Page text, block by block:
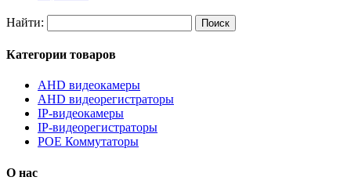
Найти:
Категории товаров
AHD видеокамеры
AHD видеорегистраторы
IP-видеокамеры
IP-видеорегистраторы
POE Коммутаторы
О нас